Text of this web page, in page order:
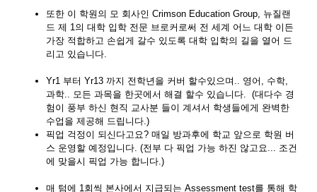
또한 이 학원의 모 회사인 Crimson Education Group, 뉴질랜
드 제 1의 대학 입학 전문 브로커로써 전 세계 어느 대학 이든
가장 적합하고 손쉽게 갈수 있도록 대학 입학의 길을 열어 드
리고 있습니다.
Yr1 부터 Yr13 까지 전학년을 커버 할수있으며.. 영어, 수학,
과학.. 모든 과목을 한곳에서 해결 할수 있습니다. (대다수 경
험이 풍부 하신 현직 교사분 들이 계셔서 학생들에게 완벽한
수업을 제공해 드립니다.)
픽업 걱정이 되신다고요? 매일 방과후에 학교 앞으로 학원 버
스 운영할 예정입니다. (전부 다 픽업 가능 하진 않고요... 조건
에 맞을시 픽업 가능 합니다.)
매 텀에 1회씩 본사에서 지급되는 Assessment test를 통해 학